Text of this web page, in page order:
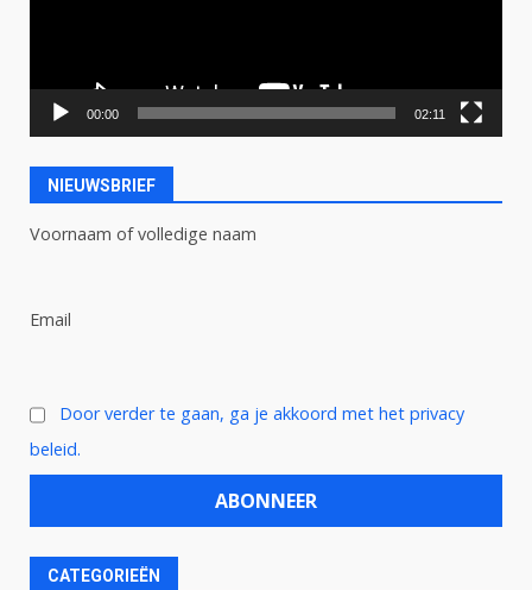
00:00 02:11
NIEUWSBRIEF
Voornaam of volledige naam
Email
Door verder te gaan, ga je akkoord met het privacy
beleid.
CATEGORIEËN